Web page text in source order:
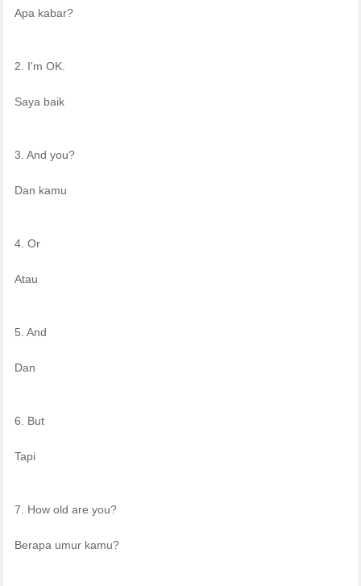
Apa kabar?
2. I'm OK.
Saya baik
3. And you?
Dan kamu
4. Or
Atau
5. And
Dan
6. But
Tapi
7. How old are you?
Berapa umur kamu?